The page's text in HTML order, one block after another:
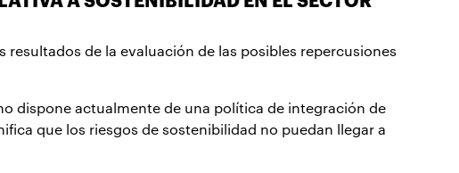
de la evaluación de las posibles repercusiones
dispone actualmente de una política de integración de
que los riesgos de sostenibilidad no puedan llegar a